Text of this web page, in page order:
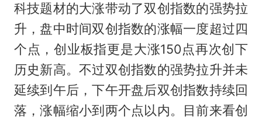
科技题材的大涨带动了双创指数的强势拉
升，盘中时间双创指数的涨幅一度超过四
个点，创业板指更是大涨150点再次创下
历史新高。不过双创指数的强势拉升并未
延续到午后，下午开盘后双创指数持续回
落，涨幅缩小到两个点以内。目前来看创